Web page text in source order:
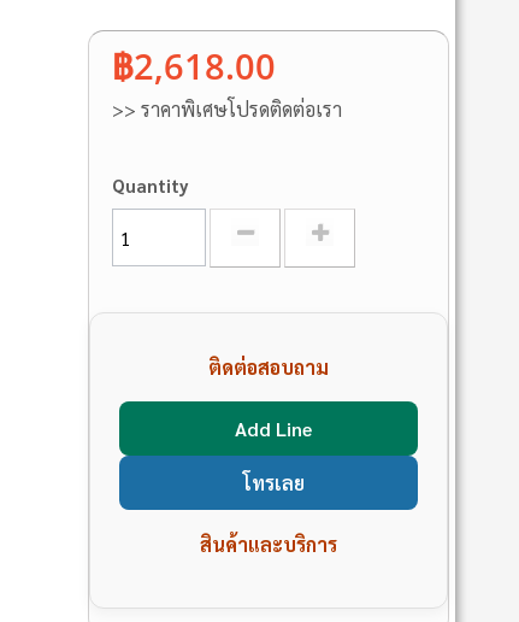
฿2,618.00
>> ราคาพิเศษโปรดติดต่อเรา
Quantity
ติดต่อสอบถาม
Add Line
โทรเลย
สินค้าและบริการ